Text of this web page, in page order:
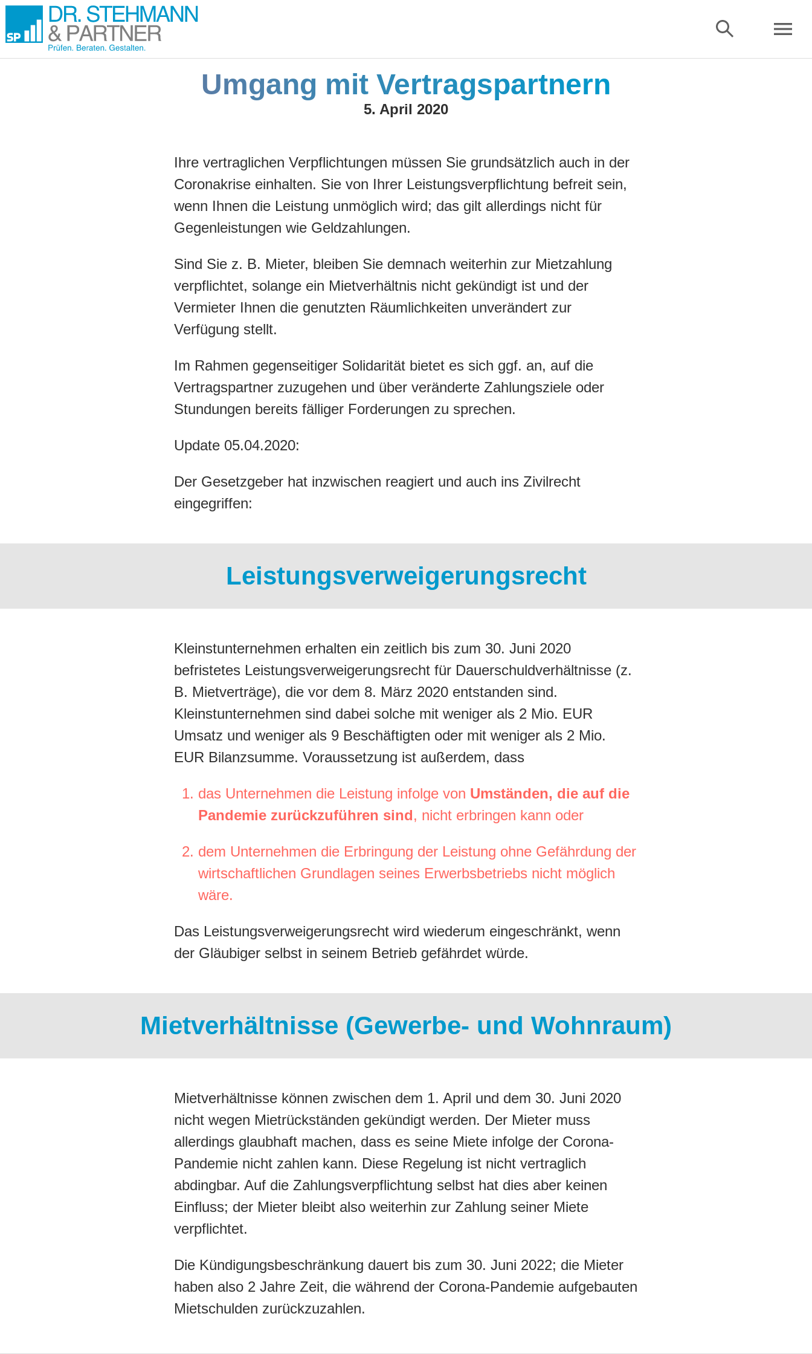
Umgang mit Vertragspartnern
5. April 2020
Ihre vertraglichen Verpflichtungen müssen Sie grundsätzlich auch in der
Coronakrise einhalten. Sie von Ihrer Leistungsverpflichtung befreit sein,
wenn Ihnen die Leistung unmöglich wird; das gilt allerdings nicht für
Gegenleistungen wie Geldzahlungen.
Sind Sie z. B. Mieter, bleiben Sie demnach weiterhin zur Mietzahlung
verpflichtet, solange ein Mietverhältnis nicht gekündigt ist und der
Vermieter Ihnen die genutzten Räumlichkeiten unverändert zur
Verfügung stellt.
Im Rahmen gegenseitiger Solidarität bietet es sich ggf. an, auf die
Vertragspartner zuzugehen und über veränderte Zahlungsziele oder
Stundungen bereits fälliger Forderungen zu sprechen.
Update 05.04.2020:
Der Gesetzgeber hat inzwischen reagiert und auch ins Zivilrecht
eingegriffen:
Leistungsverweigerungsrecht
Kleinstunternehmen erhalten ein zeitlich bis zum 30. Juni 2020
befristetes Leistungsverweigerungsrecht für Dauerschuldverhältnisse (z.
B. Mietverträge), die vor dem 8. März 2020 entstanden sind.
Kleinstunternehmen sind dabei solche mit weniger als 2 Mio. EUR
Umsatz und weniger als 9 Beschäftigten oder mit weniger als 2 Mio.
EUR Bilanzsumme. Voraussetzung ist außerdem, dass
das Unternehmen die Leistung infolge von Umständen, die auf die
Pandemie zurückzuführen sind, nicht erbringen kann oder
dem Unternehmen die Erbringung der Leistung ohne Gefährdung der
wirtschaftlichen Grundlagen seines Erwerbsbetriebs nicht möglich
wäre.
Das Leistungsverweigerungsrecht wird wiederum eingeschränkt, wenn
der Gläubiger selbst in seinem Betrieb gefährdet würde.
Mietverhältnisse (Gewerbe- und Wohnraum)
Mietverhältnisse können zwischen dem 1. April und dem 30. Juni 2020
nicht wegen Mietrückständen gekündigt werden. Der Mieter muss
allerdings glaubhaft machen, dass es seine Miete infolge der Corona-
Pandemie nicht zahlen kann. Diese Regelung ist nicht vertraglich
abdingbar. Auf die Zahlungsverpflichtung selbst hat dies aber keinen
Einfluss; der Mieter bleibt also weiterhin zur Zahlung seiner Miete
verpflichtet.
Die Kündigungsbeschränkung dauert bis zum 30. Juni 2022; die Mieter
haben also 2 Jahre Zeit, die während der Corona-Pandemie aufgebauten
Mietschulden zurückzuzahlen.